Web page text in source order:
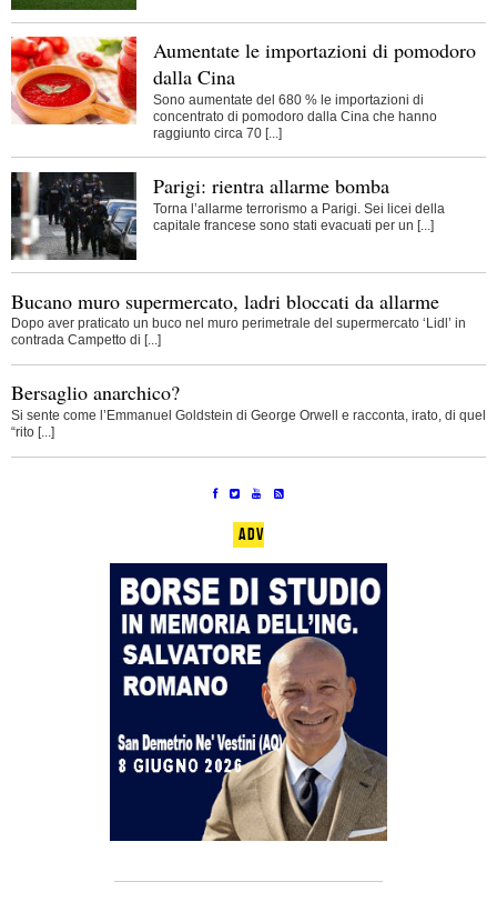
Aumentate le importazioni di pomodoro
dalla Cina
Sono aumentate del 680 % le importazioni di
concentrato di pomodoro dalla Cina che hanno
raggiunto circa 70 [...]
Parigi: rientra allarme bomba
Torna l’allarme terrorismo a Parigi. Sei licei della
capitale francese sono stati evacuati per un [...]
Bucano muro supermercato, ladri bloccati da allarme
Dopo aver praticato un buco nel muro perimetrale del supermercato ‘Lidl’ in
contrada Campetto di [...]
Bersaglio anarchico?
Si sente come l’Emmanuel Goldstein di George Orwell e racconta, irato, di quel
“rito [...]
ADV